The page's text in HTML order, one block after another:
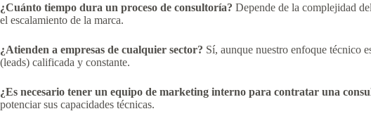
¿Cuánto tiempo dura un proceso de consultoría? Depende de la complejidad
el escalamiento de la marca.
¿Atienden a empresas de cualquier sector? Sí, aunque nuestro enfoque técnico
(leads) calificada y constante.
¿Es necesario tener un equipo de marketing interno para contratar una
potenciar sus capacidades técnicas.